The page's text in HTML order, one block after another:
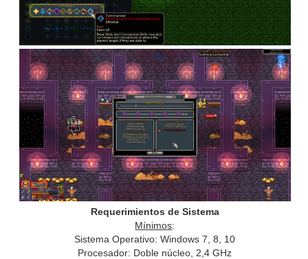
Requerimientos de Sistema
Mínimos:
Sistema Operativo: Windows 7, 8, 10
Procesador: Doble núcleo, 2,4 GHz